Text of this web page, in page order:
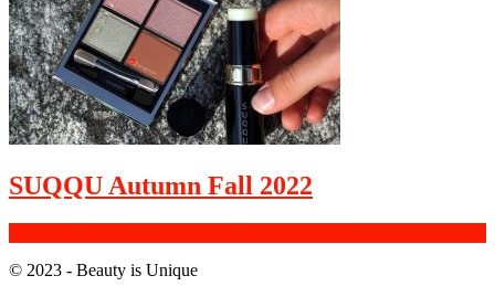
SUQQU Autumn Fall 2022
© 2023 - Beauty is Unique